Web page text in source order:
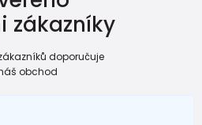
zákazníky
doporučuje
obchod